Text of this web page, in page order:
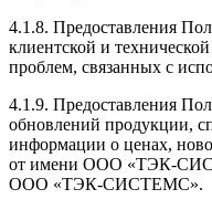
4.1.8. Предоставления
клиентской и
проблем, связанных с
4.1.9. Предоставления
обновлений продукции,
информации о ценах,
от имени ООО «ТЭК-
ООО «ТЭК-СИСТЕМС».